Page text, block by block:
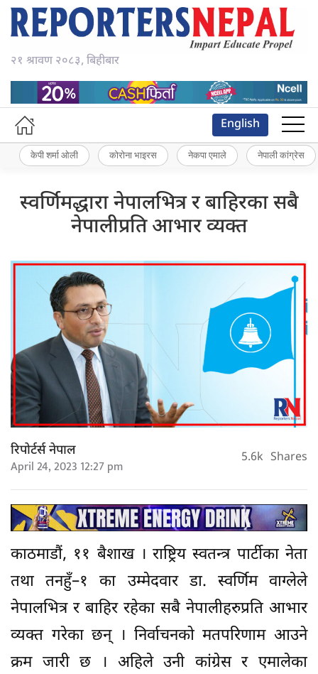
२१ श्रावण २०८३, बिहीबार
English
केपी शर्मा ओली कोरोना भाइरस नेकपा एमाले नेपाली कांग्रेस
स्वर्णिमद्धारा नेपालभित्र र बाहिरका सबै
नेपालीप्रति आभार व्यक्त
रिपोर्टर्स नेपाल
April 24, 2023 12:27 pm 5.6k Shares
काठमाडौं, ११ बैशाख । राष्ट्रिय स्वतन्त्र पार्टीका नेता
तथा तनहुँ–१ का उम्मेदवार डा. स्वर्णिम वाग्लेले
नेपालभित्र र बाहिर रहेका सबै नेपालीहरुप्रति आभार
व्यक्त गरेका छन् । निर्वाचनको मतपरिणाम आउने
क्रम जारी छ । अहिले उनी कांग्रेस र एमालेका